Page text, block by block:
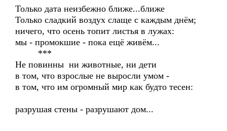
Только дата неизбежно ближе...ближе
Только сладкий воздух слаще с каждым днём;
ничего, что осень топит листья в лужах:
мы - промокшие - пока ещё живём...
***
Не повинны ни животные, ни дети
в том, что взрослые не выросли умом -
в том, что им огромный мир как будто тесен:
разрушая стены - разрушают дом...